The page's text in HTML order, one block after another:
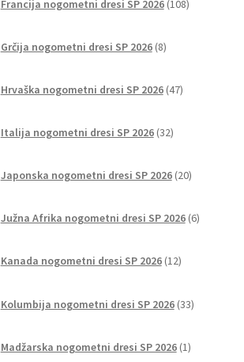
Francija nogometni dresi SP 2026 108izdelkov
Grčija nogometni dresi SP 2026 8izdelkov
Hrvaška nogometni dresi SP 2026 47izdelkov
Italija nogometni dresi SP 2026 32izdelkov
Japonska nogometni dresi SP 2026 20izdelkov
Južna Afrika nogometni dresi SP 2026 6izdelkov
Kanada nogometni dresi SP 2026 12izdelkov
Kolumbija nogometni dresi SP 2026 33izdelkov
Madžarska nogometni dresi SP 2026 1izdelek